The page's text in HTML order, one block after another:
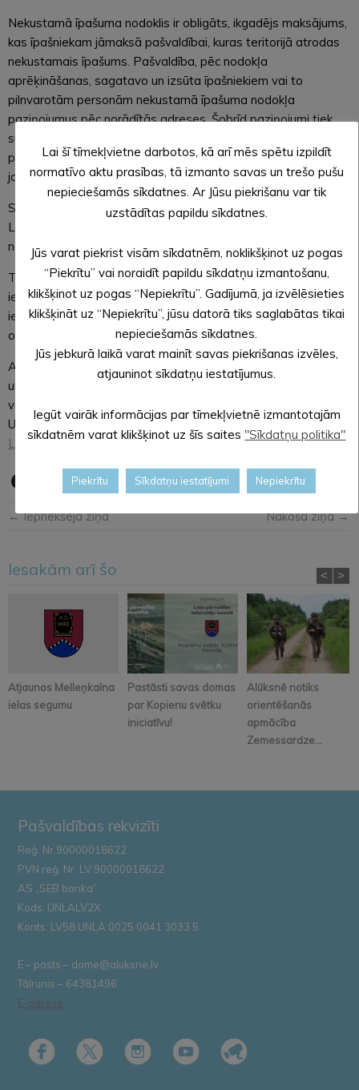
Nekustamā īpašuma nodoklis ir obligāts, ikgadējs maksājums,
kas īpašniekam jāmaksā pašvaldībai, kuras teritorijā atrodas
nekustamais īpašums. Pašvaldība, pēc nodokļa
aprēķināšanas, sagatavo un izsūta īpašniekiem vai to
pilnvarotām personām nekustamā īpašuma nodokļa
paziņojumus pēc norādītās adreses. Šobrīd paziņojumi tiek
sūtīti dažādos veidos – uz deklarēto (reģistrēto) adresi
papīra formātā, uz oficiālo elektronisko adresi vai uz e-pastu,
ja persona sniegusi piekrišanu šādam saņemšanas veidam.
Sūtīšana papīra formātā ir visdārgākā izvēle mums visiem.
Latvijas sabiedrībai kopā tā izmaksā vairāk kā miljonu eiro. Šo
naudu varētu izmantot citiem sabiedrībai svarīgiem mērķiem.
Turklāt pēc oficiālās elektroniskās adreses izveides arī citas
iestādes ar Jums varēs sazināties elektroniski un Jums būs
iespēja ar iestādēm oficiālo saziņu turpmāk veikt elektroniski
oficiālajā elektroniskajā adresē.
Aicinām iedzīvotājus un juridiskās personas aktivizēt e-adresi
un turpmāk un saņemt dokumentus no pašvaldības un arī
valsts iestādēm savā oficiālajā elektroniskajā adresē.
Uzziniet vairāk par oficiālo elektronisko adresi portālā
Latvija.gov.lv.
← Iepriekšējā ziņa Nākošā ziņa →
Iesakām arī šo
Atjaunos Melleņkalna
ielas segumu
Pastāsti savas domas
par Kopienu svētku
iniciatīvu!
Alūksnē notiks
orientēšanās
apmācība
Zemessardze...
< >
Pašvaldības rekvizīti
Reģ. Nr.90000018622
PVN reģ. Nr. LV 90000018622
AS „SEB banka”
Kods: UNLALV2X
Konts: LV58 UNLA 0025 0041 3033 5
E – pasts – dome@aluksne.lv
Tālrunis – 64381496
E-adrese
Lai šī tīmekļvietne darbotos, kā arī mēs spētu izpildīt
normatīvo aktu prasības, tā izmanto savas un trešo pušu
nepieciešamās sīkdatnes. Ar Jūsu piekrišanu var tik
uzstādītas papildu sīkdatnes.
Jūs varat piekrist visām sīkdatnēm, noklikšķinot uz pogas
“Piekrītu” vai noraidīt papildu sīkdatņu izmantošanu,
klikšķinot uz pogas “Nepiekrītu”. Gadījumā, ja izvēlēsieties
klikšķināt uz “Nepiekrītu”, jūsu datorā tiks saglabātas tikai
nepieciešamās sīkdatnes.
Jūs jebkurā laikā varat mainīt savas piekrišanas izvēles,
atjauninot sīkdatņu iestatījumus.
Iegūt vairāk informācijas par tīmekļvietnē izmantotajām
sīkdatnēm varat klikšķinot uz šīs saites "Sīkdatņu politika"
Piekrītu Sīkdatņu iestatījumi Nepiekrītu